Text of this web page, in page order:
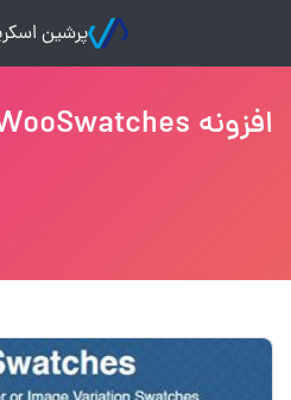
پرشین
افزونه WooSwatches